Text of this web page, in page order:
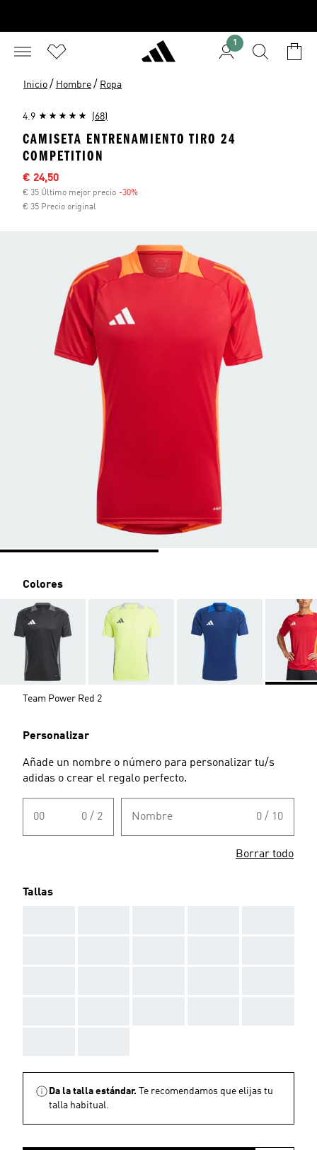
1
Inicio / Hombre / Ropa
4.9 (68)
CAMISETA ENTRENAMIENTO TIRO 24
COMPETITION
Precio rebajado
€ 24,50
€ 35 Último mejor precio -30%
€ 35 Precio original
Colores
Team Power Red 2
Personalizar
Añade un nombre o número para personalizar tu/s
adidas o crear el regalo perfecto.
00 0 / 2 Nombre 0 / 10
Borrar todo
Tallas
Da la talla estándar.
Te recomendamos que elijas tu
talla habitual.